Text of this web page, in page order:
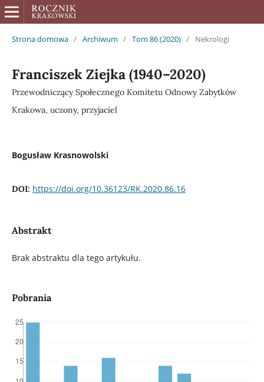
Strona domowa / Archiwum / Tom 86 (2020) / Nekrologi
Franciszek Ziejka (1940–2020)
Przewodniczący Społecznego Komitetu Odnowy Zabytków
Krakowa, uczony, przyjaciel
Bogusław Krasnowolski
DOI: https://doi.org/10.36123/RK.2020.86.16
Abstrakt
Brak abstraktu dla tego artykułu.
Pobrania